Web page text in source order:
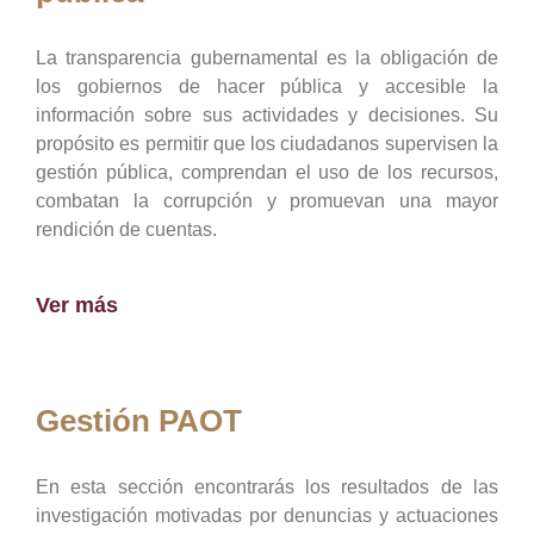
La transparencia gubernamental es la obligación de
los gobiernos de hacer pública y accesible la
información sobre sus actividades y decisiones. Su
propósito es permitir que los ciudadanos supervisen la
gestión pública, comprendan el uso de los recursos,
combatan la corrupción y promuevan una mayor
rendición de cuentas.
Ver más
Gestión PAOT
En esta sección encontrarás los resultados de las
investigación motivadas por denuncias y actuaciones